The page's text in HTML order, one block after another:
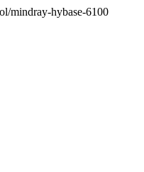
mindray-hybase-6100